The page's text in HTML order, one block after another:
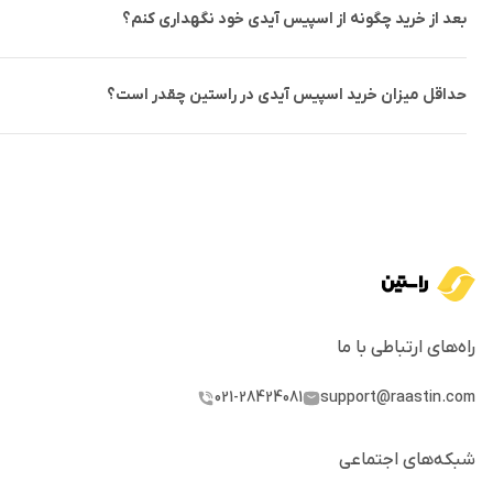
قیمت تمام رمزارزها در صرافی راستین به صورت لحظه‌ای نمایش
سنتی، دو فاکتور مهمعرضه و تقاضااست. وقتی تقاضا برای یک
بعد از خرید چگونه از اسپیس آیدی خود نگهداری کنم؟
حداقل میزان خرید اسپیس آیدی در راستین چقدر است؟
راه‌های ارتباطی با ما
support@raastin.com
021-28424081
شبکه‌های اجتماعی